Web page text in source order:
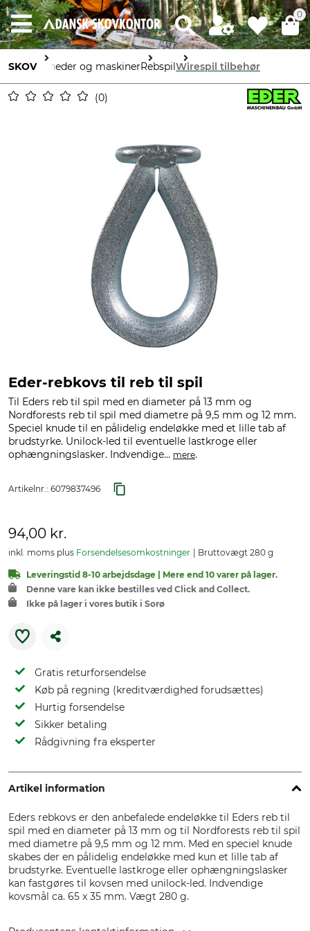
0
SKOV Enheder og maskinerRebspilWirespil tilbehør
0
Eder-rebkovs til reb til spil
Til Eders reb til spil med en diameter på 13 mm og
Nordforests reb til spil med diametre på 9,5 mm og 12 mm.
Speciel knude til en pålidelig endeløkke med et lille tab af
brudstyrke. Unilock-led til eventuelle lastkroge eller
ophængningslasker. Indvendige... mere.
Artikelnr.: 6079837496
94,00 kr.
inkl. moms plus Forsendelsesomkostninger Bruttovægt 280 g
Leveringstid 8-10 arbejdsdage | Mere end 10 varer på lager.
Denne vare kan ikke bestilles ved Click and Collect.
Ikke på lager i vores butik i Sorø
Gratis returforsendelse
Køb på regning (kreditværdighed forudsættes)
Hurtig forsendelse
Sikker betaling
Rådgivning fra eksperter
Artikel information
Eders rebkovs er den anbefalede endeløkke til Eders reb til
spil med en diameter på 13 mm og til Nordforests reb til spil
med diametre på 9,5 mm og 12 mm. Med en speciel knude
skabes der en pålidelig endeløkke med kun et lille tab af
brudstyrke. Eventuelle lastkroge eller ophængningslasker
kan fastgøres til kovsen med unilock-led. Indvendige
kovsmål ca. 65 x 35 mm. Vægt 280 g.